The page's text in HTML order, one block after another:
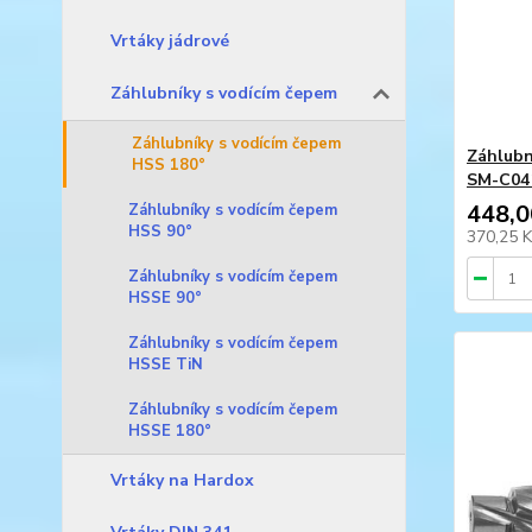
Vrtáky jádrové
Záhlubníky s vodícím čepem
Záhlubníky s vodícím čepem
HSS 180°
Záhlubníky s vodícím čepem
HSS 90°
Záhlubníky s vodícím čepem
HSSE 90°
Záhlubníky s vodícím čepem
HSSE TiN
Záhlubníky s vodícím čepem
HSSE 180°
Vrtáky na Hardox
SM-
370,25